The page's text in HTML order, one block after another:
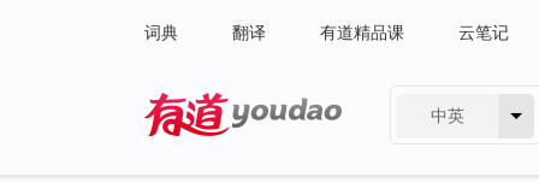
词典 翻译 有道精品课 云笔记
中英